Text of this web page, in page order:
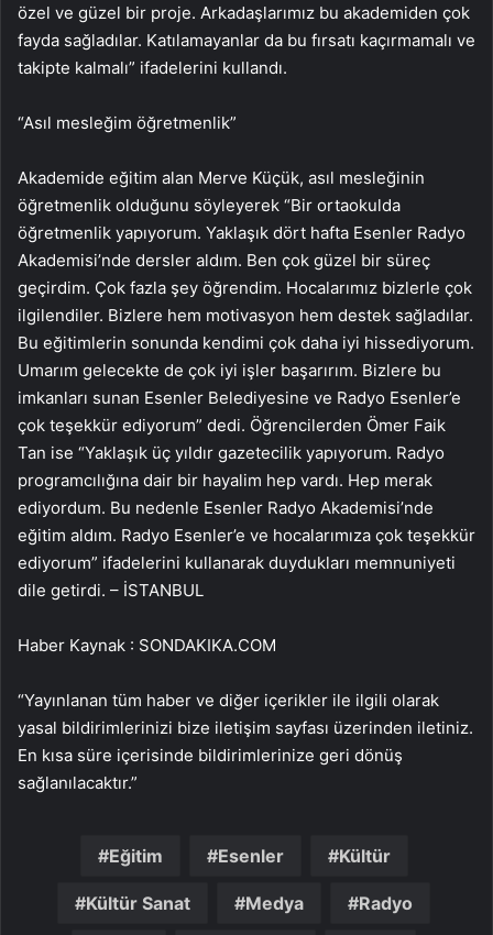
özel ve güzel bir proje. Arkadaşlarımız bu akademiden çok
fayda sağladılar. Katılamayanlar da bu fırsatı kaçırmamalı ve
takipte kalmalı” ifadelerini kullandı.
“Asıl mesleğim öğretmenlik”
Akademide eğitim alan Merve Küçük, asıl mesleğinin
öğretmenlik olduğunu söyleyerek “Bir ortaokulda
öğretmenlik yapıyorum. Yaklaşık dört hafta Esenler Radyo
Akademisi’nde dersler aldım. Ben çok güzel bir süreç
geçirdim. Çok fazla şey öğrendim. Hocalarımız bizlerle çok
ilgilendiler. Bizlere hem motivasyon hem destek sağladılar.
Bu eğitimlerin sonunda kendimi çok daha iyi hissediyorum.
Umarım gelecekte de çok iyi işler başarırım. Bizlere bu
imkanları sunan Esenler Belediyesine ve Radyo Esenler’e
çok teşekkür ediyorum” dedi. Öğrencilerden Ömer Faik
Tan ise “Yaklaşık üç yıldır gazetecilik yapıyorum. Radyo
programcılığına dair bir hayalim hep vardı. Hep merak
ediyordum. Bu nedenle Esenler Radyo Akademisi’nde
eğitim aldım. Radyo Esenler’e ve hocalarımıza çok teşekkür
ediyorum” ifadelerini kullanarak duydukları memnuniyeti
dile getirdi. – İSTANBUL
Haber Kaynak : SONDAKIKA.COM
“Yayınlanan tüm haber ve diğer içerikler ile ilgili olarak
yasal bildirimlerinizi bize iletişim sayfası üzerinden iletiniz.
En kısa süre içerisinde bildirimlerinize geri dönüş
sağlanılacaktır.”
Eğitim Esenler Kültür
Kültür Sanat Medya Radyo